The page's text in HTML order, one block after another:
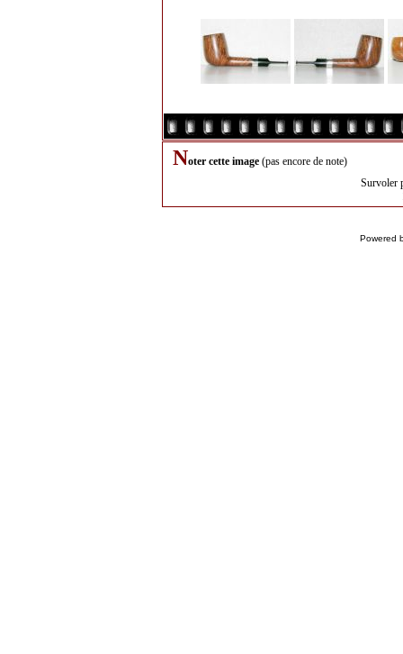
Noter cette image (pas encore de note)
Survoler
Powered